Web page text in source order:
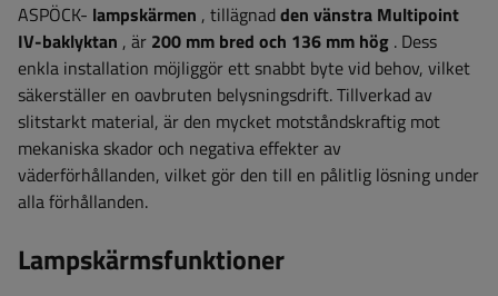
ASPÖCK- lampskärmen , tillägnadden vänstra Multipoint
IV-baklyktan , är 200 mm bred och 136 mm hög . Dess
enkla installation möjliggör ett snabbt byte vid behov, vilket
säkerställer en oavbruten belysningsdrift. Tillverkad av
slitstarkt material, är den mycket motståndskraftig mot
mekaniska skador och negativa effekter av
väderförhållanden, vilket gör den till en pålitlig lösning under
alla förhållanden.
Lampskärmsfunktioner